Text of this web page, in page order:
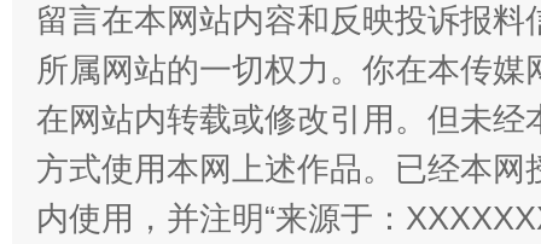
让传统村落焕发生机 阿坝
留言在本网站内容和反映投诉报
所属网站的一切权力。你在本传
在网站内转载或修改引用。但未
方式使用本网上述作品。已经本
内使用，并注明“来源于：